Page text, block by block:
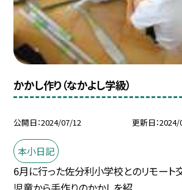
かかし作り（なかよし学級）
公開日 2024/07/12 更新日 2024/
本小日記
6月に行った佐分利小学校とのリモート